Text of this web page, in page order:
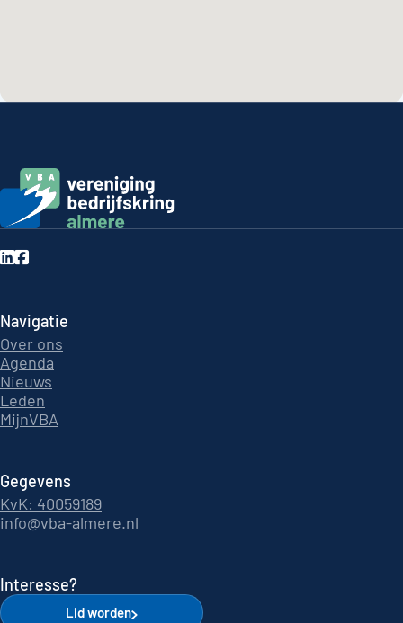
Navigatie
Over ons
Agenda
Nieuws
Leden
MijnVBA
Gegevens
KvK: 40059189
info@vba-almere.nl
Interesse?
Lid worden